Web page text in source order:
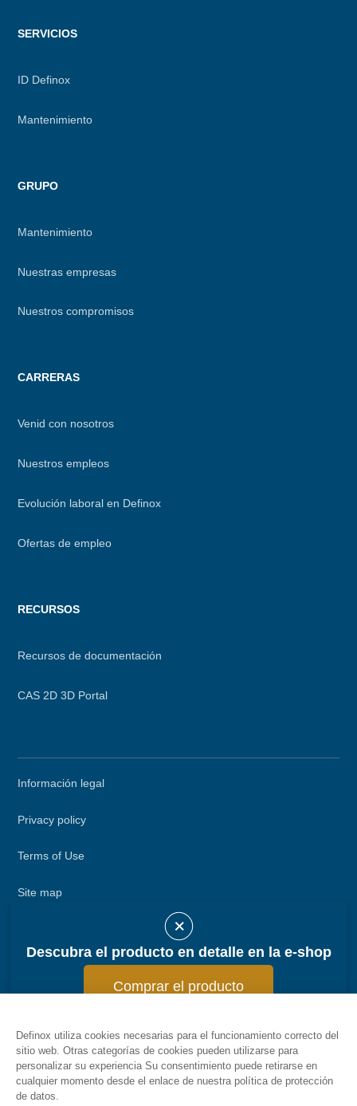
Descubra el producto en detalle en la e-shop
Comprar el producto
SERVICIOS
ID Definox
Mantenimiento
GRUPO
Mantenimiento
Nuestras empresas
Nuestros compromisos
CARRERAS
Venid con nosotros
Nuestros empleos
Evolución laboral en Definox
Ofertas de empleo
RECURSOS
Recursos de documentación
CAS 2D 3D Portal
Información legal
Privacy policy
Terms of Use
Site map
Llame a DEFINOX
Definox utiliza cookies necesarias para el funcionamiento correcto del
sitio web. Otras categorías de cookies pueden utilizarse para
personalizar su experiencia Su consentimiento puede retirarse en
cualquier momento desde el enlace de nuestra política de protección
de datos.